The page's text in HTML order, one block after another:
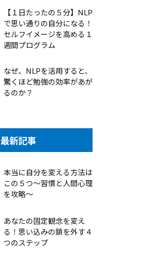
【１日たったの５分】NLP
で思い通りの自分になる！
セルフイメージを高める１
週間プログラム
なぜ、NLPを活用すると、
驚くほど勉強の効率があが
るのか？
最新記事
本当に自分を変える方法は
この５つ～習慣と人間心理
を攻略～
あなたの固定観念を変え
る！思い込みの鎖を外す４
つのステップ